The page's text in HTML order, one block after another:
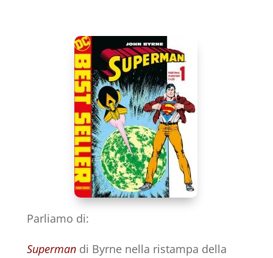
Parliamo di:
Superman di Byrne nella ristampa della